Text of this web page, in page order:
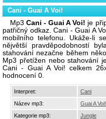
Cani - Guai A Voi!
Mp3Cani - Guai A Voi! je
patřičný odkaz. Cani - Guai A
mobilního telefonu. Ukáže-li
nějvětší pravděpodobností
stahování nezačne během
Mp3 přetížen nebo stahování
Cani - Guai A Voi! celkem
hodnocení 0.
Interpret:
Cani
Název mp3:
Guai A Voi!
Kategorie mp3:
Jungle